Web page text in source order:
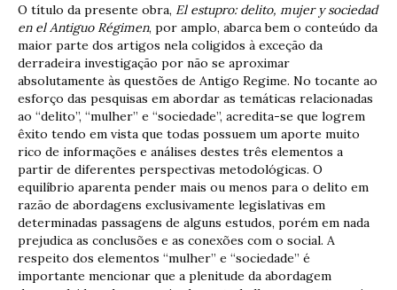
O título da presente obra, El estupro: delito, mujer y sociedad
en el Antiguo Régimen, por amplo, abarca bem o conteúdo da
maior parte dos artigos nela coligidos à exceção da
derradeira investigação por não se aproximar
absolutamente às questões de Antigo Regime. No tocante ao
esforço das pesquisas em abordar as temáticas relacionadas
ao “delito”, “mulher” e “sociedade”, acredita-se que logrem
êxito tendo em vista que todas possuem um aporte muito
rico de informações e análises destes três elementos a
partir de diferentes perspectivas metodológicas. O
equilíbrio aparenta pender mais ou menos para o delito em
razão de abordagens exclusivamente legislativas em
determinadas passagens de alguns estudos, porém em nada
prejudica as conclusões e as conexões com o social. A
respeito dos elementos “mulher” e “sociedade” é
importante mencionar que a plenitude da abordagem